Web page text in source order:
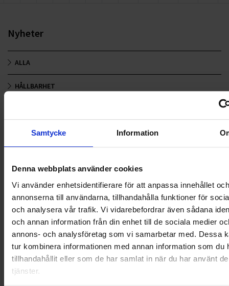
Samtycke Information
Denna webbplats använder cookies
Vi använder enhetsidentifierare för att anpassa innehållet och
annonserna till användarna, tillhandahålla funktioner för
och analysera vår trafik. Vi vidarebefordrar även sådana
och annan information från din enhet till de sociala medier
annons- och analysföretag som vi samarbetar med. Dessa
tur kombinera informationen med annan information som du
tillhandahållit eller som de har samlat in när du har använt
tjänster.
Nyheter
ALLA
HÅLLBARHET
NYA UPPDRAG
OHLSSONS REGION VÄST
OHLSSONSKOLLEGOR
RENHÅLLNING
SAMARBETEN